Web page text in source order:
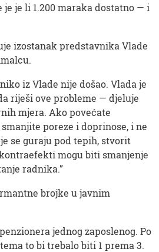
je li 1.200 maraka dostatno — i
izostanak predstavnika Vlade
iz Vlade nije došao. Vlada je
riješi ove probleme — djeluje
mjera. Ako povećate
poreze i doprinose, i ne
se guraju pod tepih, stvorit
mogu biti smanjenje
radnika.”
brojke u javnim
jednog zaposlenog. Po
to bi trebalo biti 1 prema 3.